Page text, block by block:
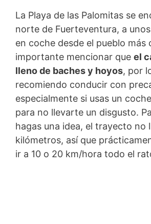
La Playa de las Palomitas se
norte de Fuerteventura, a
en coche desde el pueblo más
importante mencionar que el
lleno de baches y hoyos, por
recomiendo conducir con
especialmente si usas un
para no llevarte un disgusto.
hagas una idea, el trayecto no
kilómetros, así que
ir a 10 o 20 km/hora todo el